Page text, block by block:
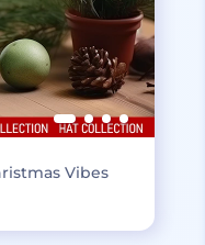
Vibes